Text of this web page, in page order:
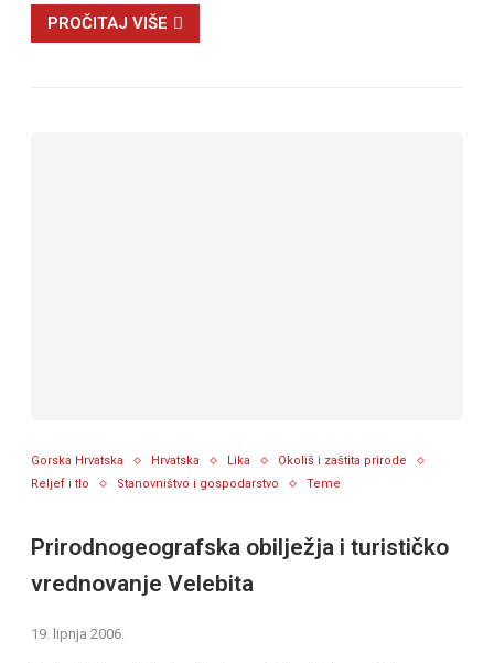
PROČITAJ VIŠE
Gorska Hrvatska Hrvatska Lika
Okoliš i zaštita prirode
Reljef i tlo
Stanovništvo i gospodarstvo Teme
Prirodnogeografska obilježja i turističko
vrednovanje Velebita
19. lipnja 2006.